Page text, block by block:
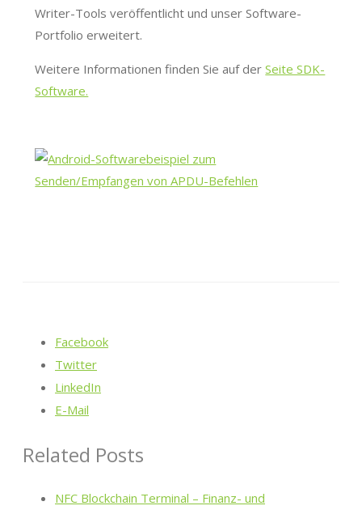
Writer-Tools veröffentlicht und unser Software-
Portfolio erweitert.
Weitere Informationen finden Sie auf derSeite SDK-
Software.
Facebook
Twitter
LinkedIn
E-Mail
Related Posts
NFC Blockchain Terminal – Finanz- und